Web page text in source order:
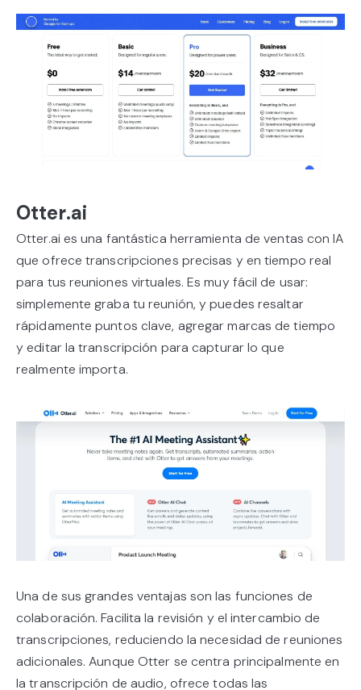
Otter.ai
Otter.ai es una fantástica herramienta de ventas con IA
que ofrece transcripciones precisas y en tiempo real
para tus reuniones virtuales. Es muy fácil de usar:
simplemente graba tu reunión, y puedes resaltar
rápidamente puntos clave, agregar marcas de tiempo
y editar la transcripción para capturar lo que
realmente importa.
Una de sus grandes ventajas son las funciones de
colaboración. Facilita la revisión y el intercambio de
transcripciones, reduciendo la necesidad de reuniones
adicionales. Aunque Otter se centra principalmente en
la transcripción de audio, ofrece todas las